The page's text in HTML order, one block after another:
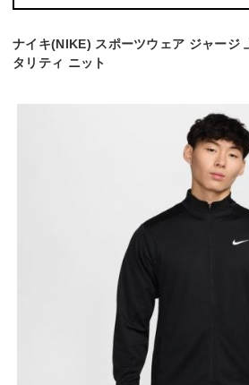
ナイキ(NIKE) スポーツウェア ジャージ
タリティ ニット